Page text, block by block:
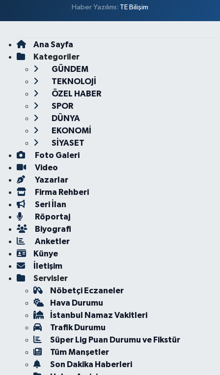
Haber Yazılımı: TE Bilişim
Ana Sayfa
Kategoriler
GÜNDEM
TEKNOLOJİ
ÖZEL HABER
SPOR
DÜNYA
EKONOMİ
SİYASET
Foto Galeri
Video
Yazarlar
Firma Rehberi
Seri İlan
Röportaj
Biyografi
Anketler
Künye
İletişim
Servisler
Nöbetçi Eczaneler
Hava Durumu
İstanbul Namaz Vakitleri
Trafik Durumu
Süper Lig Puan Durumu ve Fikstür
Tüm Manşetler
Son Dakika Haberleri